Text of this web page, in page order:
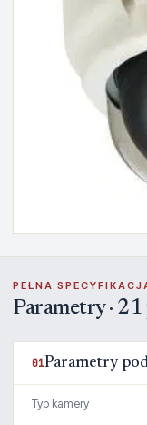
PEŁNA
Parametry ·
01Parametry
Typ kamery